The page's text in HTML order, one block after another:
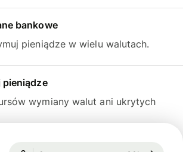
bankowe
pieniądze w wielu walutach.
pieniądze
wymiany walut ani ukrytych